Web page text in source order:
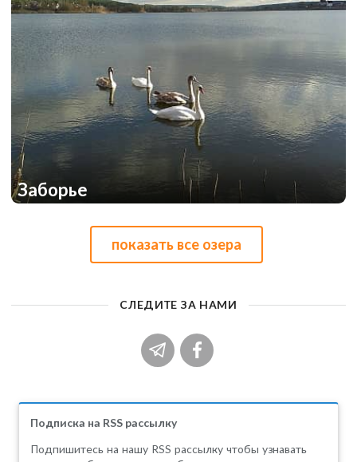
Заборье
показать всe озера
СЛЕДИТЕ ЗА НАМИ
Подписка на RSS рассылку
Подпишитесь на нашу RSS рассылку чтобы узнавать